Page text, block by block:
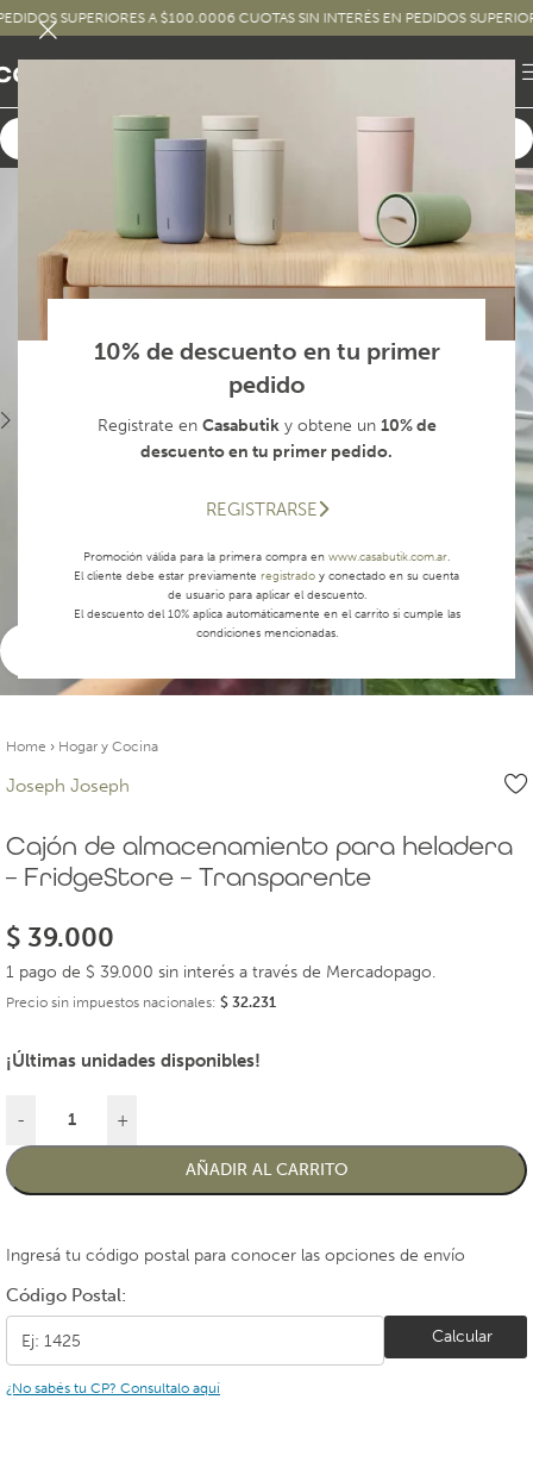
10% de descuento en tu primer
pedido
Registrate en Casabutiky obtene un 10% de
descuento en tu primer pedido.
REGISTRARSE
Promoción válida para la primera compra en www.casabutik.com.ar.
El cliente debe estar previamente registrado y conectado en su cuenta
de usuario para aplicar el descuento.
El descuento del 10% aplica automáticamente en el carrito si cumple las
condiciones mencionadas.
SUPERIORES A $100.0006 CUOTAS SIN INTERÉS EN PEDIDOS SUPERIORES
Home › Hogar y Cocina
Joseph Joseph
Cajón de almacenamiento para heladera
– FridgeStore – Transparente
$ 39.000
1 pago de $ 39.000 sin interés a través de Mercadopago.
Precio sin impuestos nacionales: $ 32.231
¡Últimas unidades disponibles!
- +
AÑADIR AL CARRITO
Ingresá tu código postal para conocer las opciones de envío
Código Postal:
Calcular
¿No sabés tu CP? Consultalo aquí